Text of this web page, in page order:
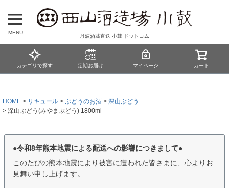
MENU
丹波酒蔵直送 小鼓 ドットコム
カテゴリで探す 定期お届け マイページ カート
HOME リキュール ぶどうのお酒
深山ぶどう
深山ぶどう(みやまぶどう) 1800ml
●令和8年熊本地震による配送への影響につきまして●
このたびの熊本地震により被害に遭われた皆さまに、心よりお
見舞い申し上げます。